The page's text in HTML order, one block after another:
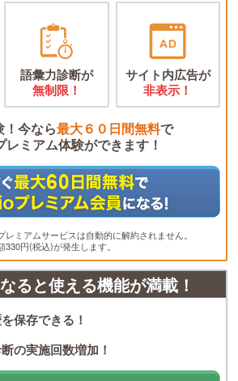
語彙力診断が
無制限！
サイト内広告が
非表示！
！今なら最大６０日間無料で
ミアム体験ができます！
ミアムサービスは自動的に解約されません。
円(税込)が発生します。
ると使える機能が満載！
保存できる！
の実施回数増加！